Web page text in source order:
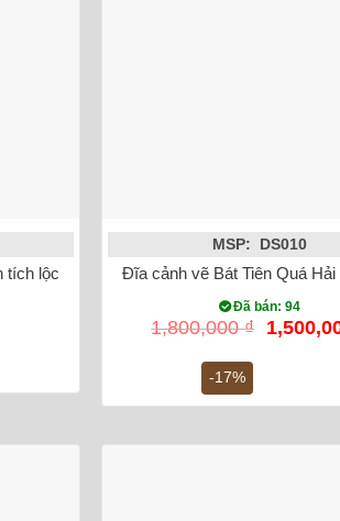
tích lộc đắp nổi xanh lam 52cm
-17%
MSP: DS010
Đĩa cảnh vẽ Bát Tiên Quá Hải
Đã bán: 94
1,800,000₫ Giá